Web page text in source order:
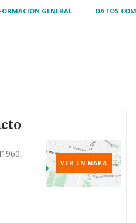
GENERAL DATOS
VER EN MAPA